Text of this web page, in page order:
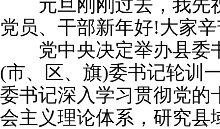
元旦刚刚过去，我先祝
党员、干部新年好!大家
党中央决定举办县委书
(市、区、旗)委书记轮训
委书记深入学习贯彻党的
会主义理论体系，研究